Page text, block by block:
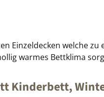
Einzeldecken welche
warmes Bettklima
Kinderbett,